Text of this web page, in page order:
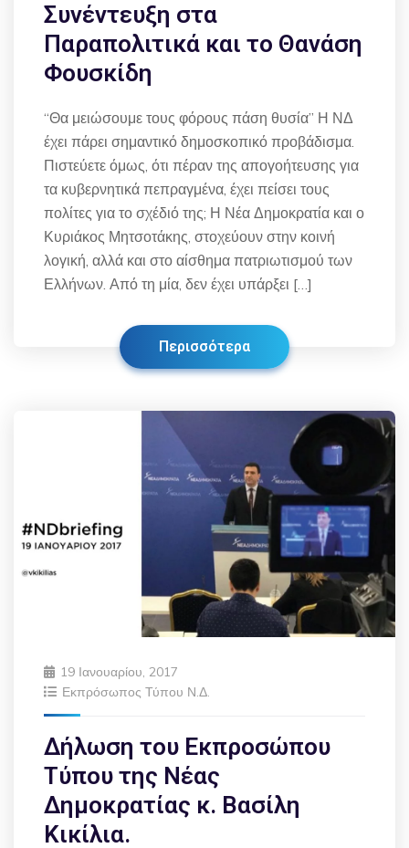
Συνέντευξη στα
Παραπολιτικά και τo Θανάση
Φουσκίδη
“Θα μειώσουμε τους φόρους πάση θυσία” Η ΝΔ
έχει πάρει σημαντικό δημοσκοπικό προβάδισμα.
Πιστεύετε όμως, ότι πέραν της απογοήτευσης για
τα κυβερνητικά πεπραγμένα, έχει πείσει τους
πολίτες για το σχέδιό της; Η Νέα Δημοκρατία και ο
Κυριάκος Μητσοτάκης, στοχεύουν στην κοινή
λογική, αλλά και στο αίσθημα πατριωτισμού των
Ελλήνων. Από τη μία, δεν έχει υπάρξει […]
Περισσότερα
19 Ιανουαρίου, 2017
Εκπρόσωπος Τύπου Ν.Δ.
Δήλωση του Εκπροσώπου
Τύπου της Νέας
Δημοκρατίας κ. Βασίλη
Κικίλια.